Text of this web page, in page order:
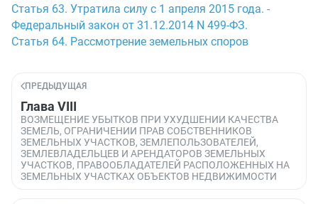
Статья 63. Утратила силу с 1 апреля 2015 года. -
Федеральный закон от 31.12.2014 N 499-ФЗ.
Статья 64. Рассмотрение земельных споров
ПРЕДЫДУЩАЯ
Глава VIII
ВОЗМЕЩЕНИЕ УБЫТКОВ ПРИ УХУДШЕНИИ КАЧЕСТВА
ЗЕМЕЛЬ, ОГРАНИЧЕНИИ ПРАВ СОБСТВЕННИКОВ
ЗЕМЕЛЬНЫХ УЧАСТКОВ, ЗЕМЛЕПОЛЬЗОВАТЕЛЕЙ,
ЗЕМЛЕВЛАДЕЛЬЦЕВ И АРЕНДАТОРОВ ЗЕМЕЛЬНЫХ
УЧАСТКОВ, ПРАВООБЛАДАТЕЛЕЙ РАСПОЛОЖЕННЫХ НА
ЗЕМЕЛЬНЫХ УЧАСТКАХ ОБЪЕКТОВ НЕДВИЖИМОСТИ